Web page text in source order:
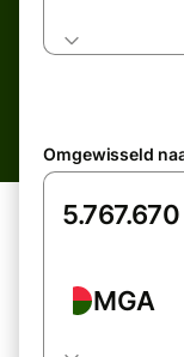
Omgewisseld
MGA